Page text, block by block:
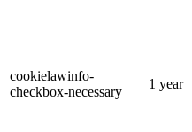
cookielawinfo-
checkbox-necessary
1 year